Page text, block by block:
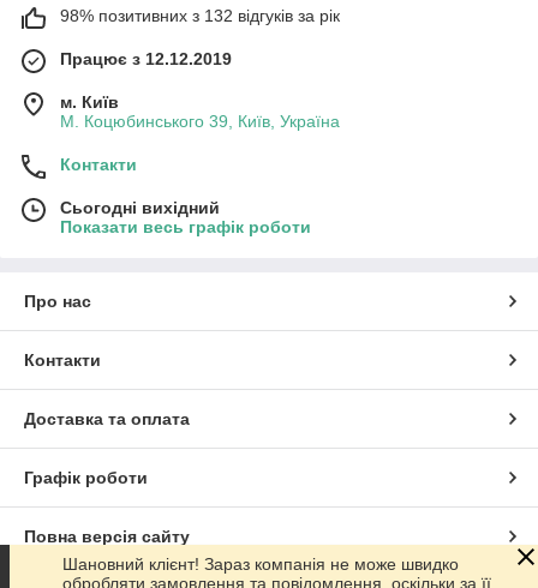
98% позитивних з 132 відгуків за рік
Працює з 12.12.2019
м. Київ
М. Коцюбинського 39, Київ, Україна
Контакти
Сьогодні вихідний
Показати весь графік роботи
Про нас
Контакти
Доставка та оплата
Графік роботи
Повна версія сайту
Шановний клієнт! Зараз компанія не може швидко
обробляти замовлення та повідомлення, оскільки за її